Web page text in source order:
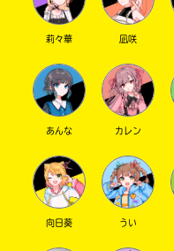
莉々華 凪咲
あんな カレン
向日葵 うい